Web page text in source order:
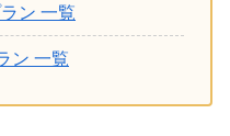
ン 一覧
ン 一覧